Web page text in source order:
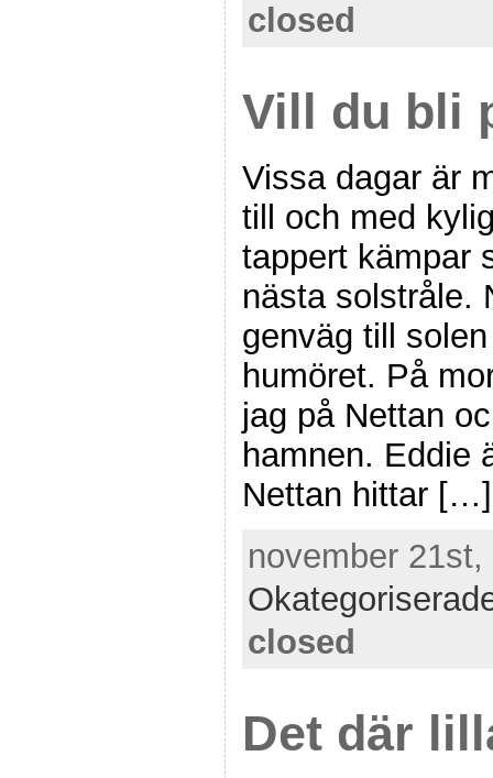
closed
Vill du bli
Vissa dagar är
till och med
tappert kämpar
nästa solstråle.
genväg till
humöret. På
jag på Nettan
hamnen. Eddie
Nettan hittar […]
november
closed
Det där